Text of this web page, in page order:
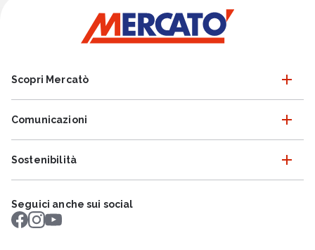
Scopri Mercatò
Comunicazioni
Sostenibilità
Seguici anche sui social